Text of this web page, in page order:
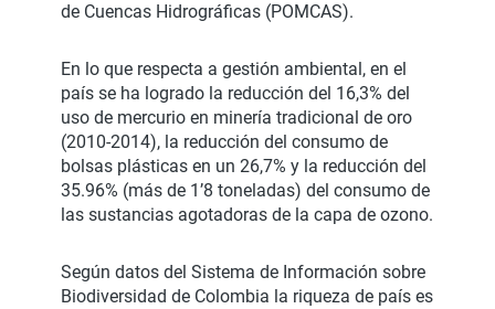
de Cuencas Hidrográficas (POMCAS).
En lo que respecta a gestión ambiental, en el
país se ha logrado la reducción del 16,3% del
uso de mercurio en minería tradicional de oro
(2010-2014), la reducción del consumo de
bolsas plásticas en un 26,7% y la reducción del
35.96% (más de 1’8 toneladas) del consumo de
las sustancias agotadoras de la capa de ozono.
Según datos del Sistema de Información sobre
Biodiversidad de Colombia la riqueza de país es